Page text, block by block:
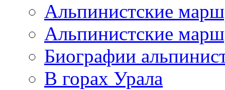
Альпинистские
Альпинистские
Биографии
В горах Урала